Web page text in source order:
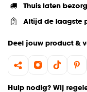
Thuis laten
Altijd de laagste
Deel jouw product &
Hulp nodig? Wij